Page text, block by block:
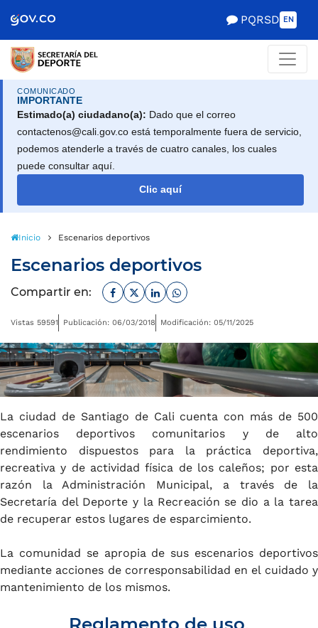
PQRSD EN
COMUNICADO
IMPORTANTE
Estimado(a) ciudadano(a): Dado que el correo
contactenos@cali.gov.co está temporalmente fuera de servicio,
podemos atenderle a través de cuatro canales, los cuales
puede consultar aquí.
Clic aquí
Inicio Escenarios deportivos
Escenarios deportivos
Compartir en: Facebook
TwitterLinkedinWhatsapp
Vistas 59591 Publicación: 06/03/2018 Modificación: 05/11/2025
La ciudad de Santiago de Cali cuenta con más de 500
escenarios deportivos comunitarios y de alto
rendimiento dispuestos para la práctica deportiva,
recreativa y de actividad física de los caleños; por esta
razón la Administración Municipal, a través de la
Secretaría del Deporte y la Recreación se dio a la tarea
de recuperar estos lugares de esparcimiento.
La comunidad se apropia de sus escenarios deportivos
mediante acciones de corresponsabilidad en el cuidado y
mantenimiento de los mismos.
Reglamento de uso,